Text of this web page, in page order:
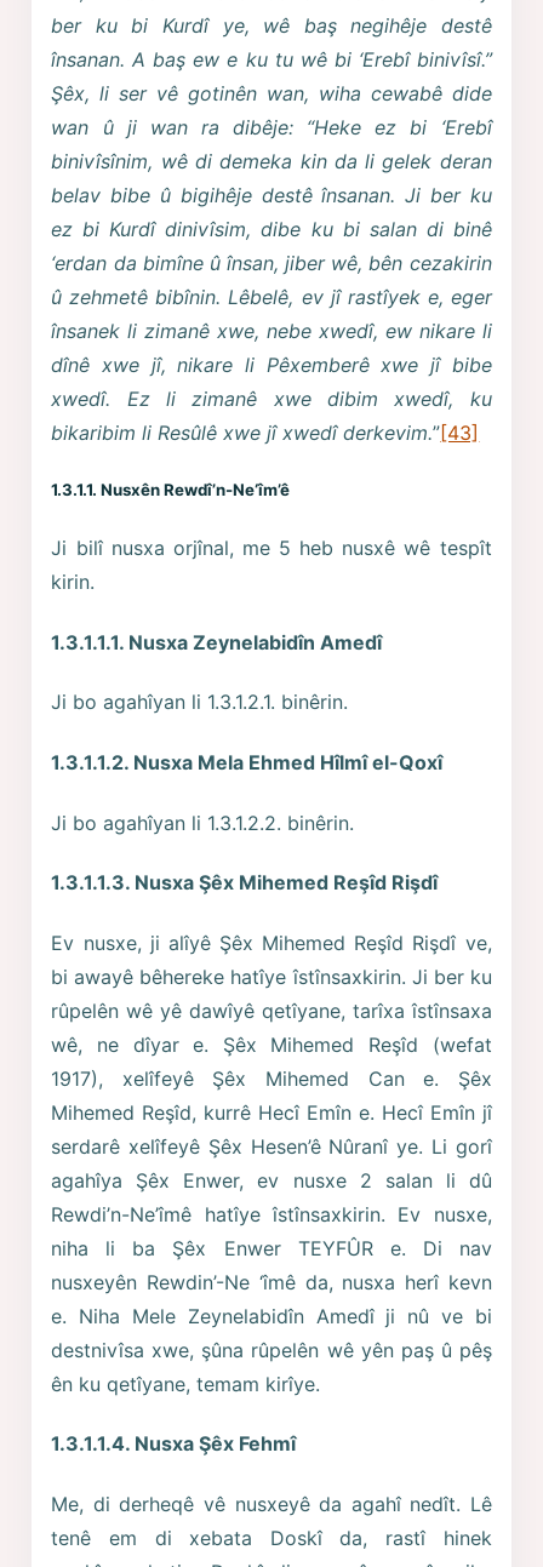
ber ku bi Kurdî ye, wê baş negihêje destê
însanan. A baş ew e ku tu wê bi ‘Erebî binivîsî.”
Şêx, li ser vê gotinên wan, wiha cewabê dide
wan û ji wan ra dibêje: “Heke ez bi ‘Erebî
binivîsînim, wê di demeka kin da li gelek deran
belav bibe û bigihêje destê însanan. Ji ber ku
ez bi Kurdî dinivîsim, dibe ku bi salan di binê
‘erdan da bimîne û însan, jiber wê, bên cezakirin
û zehmetê bibînin. Lêbelê, ev jî rastîyek e, eger
însanek li zimanê xwe, nebe xwedî, ew nikare li
dînê xwe jî, nikare li Pêxemberê xwe jî bibe
xwedî. Ez li zimanê xwe dibim xwedî, ku
bikaribim li Resûlê xwe jî xwedî derkevim.”[43]
1.3.1.1. Nusxên Rewdî’n-Ne‘îm’ê
Ji bilî nusxa orjînal, me 5 heb nusxê wê tespît
kirin.
1.3.1.1.1. Nusxa Zeynelabidîn Amedî
Ji bo agahîyan li 1.3.1.2.1. binêrin.
1.3.1.1.2. Nusxa Mela Ehmed Hîlmî el-Qoxî
Ji bo agahîyan li 1.3.1.2.2. binêrin.
1.3.1.1.3. Nusxa Şêx Mihemed Reşîd Rişdî
Ev nusxe, ji alîyê Şêx Mihemed Reşîd Rişdî ve,
bi awayê bêhereke hatîye îstînsaxkirin. Ji ber ku
rûpelên wê yê dawîyê qetîyane, tarîxa îstînsaxa
wê, ne dîyar e. Şêx Mihemed Reşîd (wefat
1917), xelîfeyê Şêx Mihemed Can e. Şêx
Mihemed Reşîd, kurrê Hecî Emîn e. Hecî Emîn jî
serdarê xelîfeyê Şêx Hesen’ê Nûranî ye. Li gorî
agahîya Şêx Enwer, ev nusxe 2 salan li dû
Rewdi’n-Ne’îmê hatîye îstînsaxkirin. Ev nusxe,
niha li ba Şêx Enwer TEYFÛR e. Di nav
nusxeyên Rewdin’-Ne ‘îmê da, nusxa herî kevn
e. Niha Mele Zeynelabidîn Amedî ji nû ve bi
destnivîsa xwe, şûna rûpelên wê yên paş û pêş
ên ku qetîyane, temam kirîye.
1.3.1.1.4. Nusxa Şêx Fehmî
Me, di derheqê vê nusxeyê da agahî nedît. Lê
tenê em di xebata Doskî da, rastî hinek